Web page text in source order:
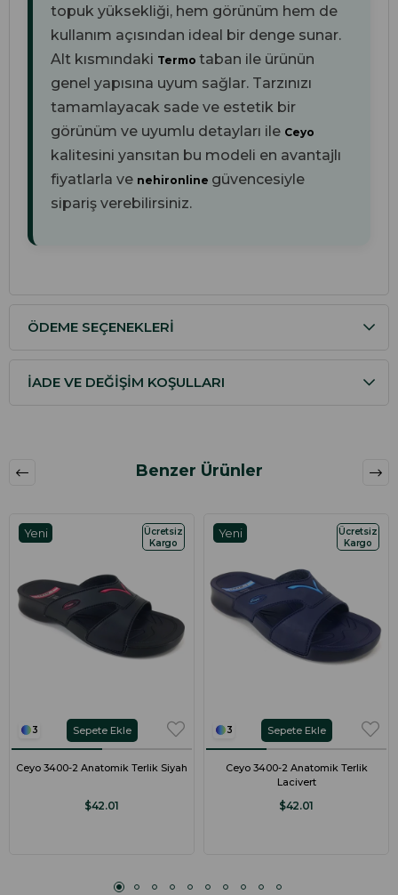
topuk yüksekliği, hem görünüm hem de
kullanım açısından ideal bir denge sunar.
Alt kısmındaki Termo taban ile ürünün
genel yapısına uyum sağlar. Tarzınızı
tamamlayacak sade ve estetik bir
görünüm ve uyumlu detayları ile Ceyo
kalitesini yansıtan bu modeli en avantajlı
fiyatlarla ve nehironline güvencesiyle
sipariş verebilirsiniz.
ÖDEME SEÇENEKLERI
İADE VE DEĞIŞIM KOŞULLARI
Benzer Ürünler
3
Ceyo 3400-2 Anatomik Terlik Siyah
$42.01
Yeni
Ücretsiz
Kargo
Sepete Ekle 3
Ceyo 3400-2 Anatomik Terlik
Lacivert
$42.01
Yeni
Ücretsiz
Kargo
Sepete Ekle